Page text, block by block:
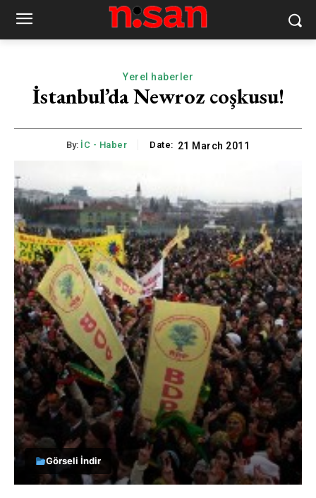
Yerel haberler
İstanbul’da Newroz coşkusu!
By: İC - Haber Date: 21 March 2011
Görseli İndir